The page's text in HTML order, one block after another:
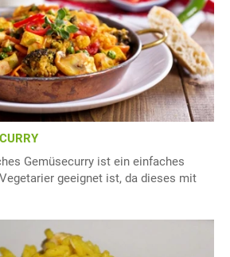
Gemüsecurry ist ein einfaches
geeignet ist, da dieses mit